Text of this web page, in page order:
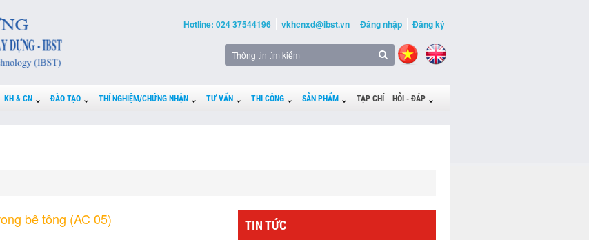
Hotline: 024 37544196 vkhcnxd@ibst.vn Đăng nhập Đăng ký
KH & CN ĐÀO TẠO THÍ NGHIỆM/CHỨNG NHẬN TƯ VẤN THI CÔNG SẢN PHẨM TẠP CHÍ HỎI - ĐÁP
bê tông (AC 05) TIN TỨC